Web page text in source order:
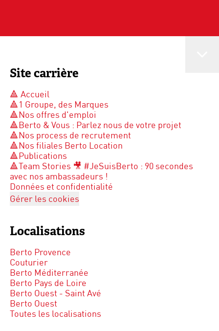
Site carrière
🔺 Accueil
🔺1 Groupe, des Marques
🔺Nos offres d'emploi
🔺Berto & Vous : Parlez nous de votre projet
🔺Nos process de recrutement
🔺Nos filiales Berto Location
🔺Publications
🔺Team Stories 🎥 #JeSuisBerto : 90 secondes
avec nos ambassadeurs !
Données et confidentialité
Gérer les cookies
Localisations
Berto Provence
Couturier
Berto Méditerranée
Berto Pays de Loire
Berto Ouest - Saint Avé
Berto Ouest
Toutes les localisations